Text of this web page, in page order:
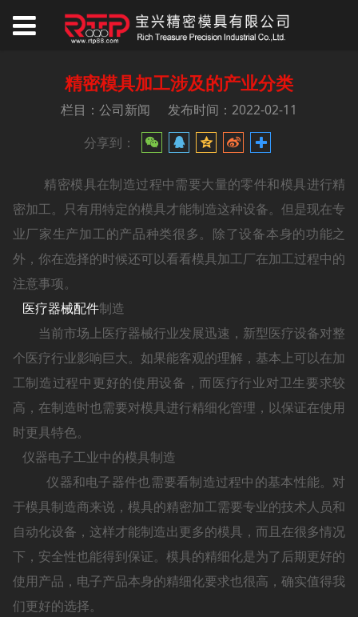
精密模具加工涉及的产业分类
栏目：公司新闻
发布时间：2022-02-11
分享到：
精密模具在制造过程中需要大量的零件和模具进行精
密加工。只有用特定的模具才能制造这种设备。但是现在专
业厂家生产加工的产品种类很多。除了设备本身的功能之
外，你在选择的时候还可以看看模具加工厂在加工过程中的
注意事项。
医疗器械配件制造
当前市场上医疗器械行业发展迅速，新型医疗设备对整
个医疗行业影响巨大。如果能客观的理解，基本上可以在加
工制造过程中更好的使用设备，而医疗行业对卫生要求较
高，在制造时也需要对模具进行精细化管理，以保证在使用
时更具特色。
仪器电子工业中的模具制造
仪器和电子器件也需要看制造过程中的基本性能。对
于模具制造商来说，模具的精密加工需要专业的技术人员和
自动化设备，这样才能制造出更多的模具，而且在很多情况
下，安全性也能得到保证。模具的精细化是为了后期更好的
使用产品，电子产品本身的精细化要求也很高，确实值得我
们更好的选择。